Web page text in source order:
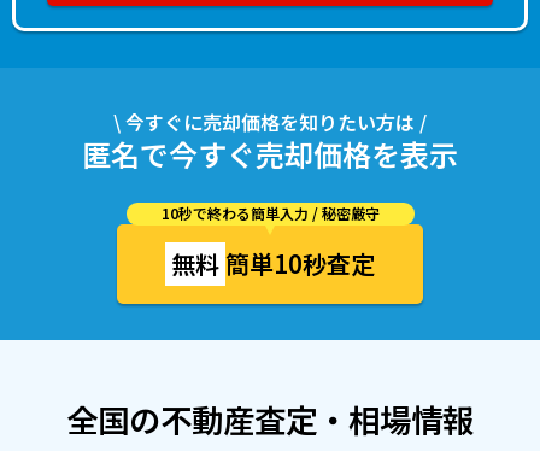
\ 今すぐに売却価格を知りたい方は /
匿名で今すぐ売却価格を表示
10秒で終わる簡単入力 / 秘密厳守
無料簡単10秒査定
全国の不動産査定・相場情報